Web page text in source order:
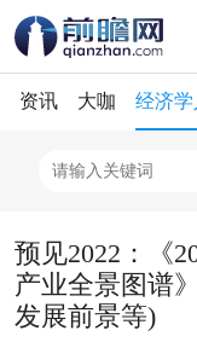
资讯 大咖 经济学
预见2022：《
产业全景图谱
发展前景等)